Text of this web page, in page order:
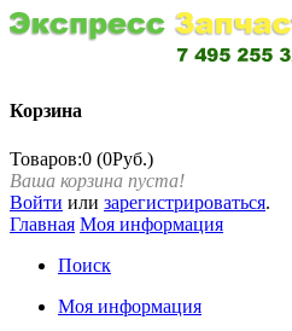
Корзина
Товаров:0 (0Руб.)
Ваша корзина пуста!
Войти или зарегистрироваться.
Главная Моя информация
Поиск
Моя информация